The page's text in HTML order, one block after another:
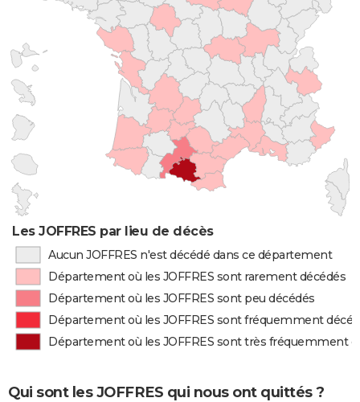
Les JOFFRES par lieu de décès
Aucun JOFFRES n'est décédé dans ce département
Département où les JOFFRES sont rarement décédés
Département où les JOFFRES sont peu décédés
Département où les JOFFRES sont fréquemment
Département où les JOFFRES sont très fréquemment
Qui sont les JOFFRES qui nous ont quittés ?